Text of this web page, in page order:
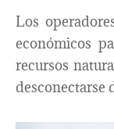
Los
económicos
recursos
desconectarse